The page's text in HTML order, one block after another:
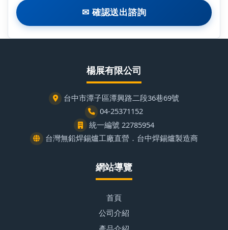
✉ 確認送出諮詢
楊展有限公司
台中市潭子區潭興路二段36巷69號
04-25371152
統一編號 22785954
台灣無鉛焊錫爐工廠直營．台中焊錫爐製造商
網站導覽
首頁
公司介紹